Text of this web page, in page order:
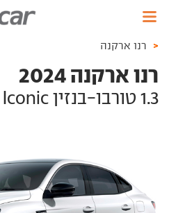
< רנו ארקנה
רנו ארקנה 2024
1.3 טורבו-בנזין Iconic